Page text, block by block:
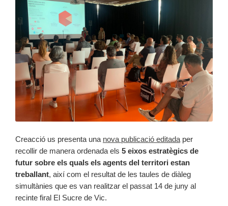
Creacció us presenta una nova publicació editada per
recollir de manera ordenada els 5 eixos estratègics de
futur sobre els quals els agents del territori estan
treballant, així com el resultat de les taules de diàleg
simultànies que es van realitzar el passat 14 de juny al
recinte firal El Sucre de Vic.